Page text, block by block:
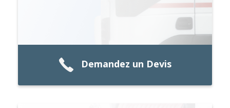
Demandez un Devis